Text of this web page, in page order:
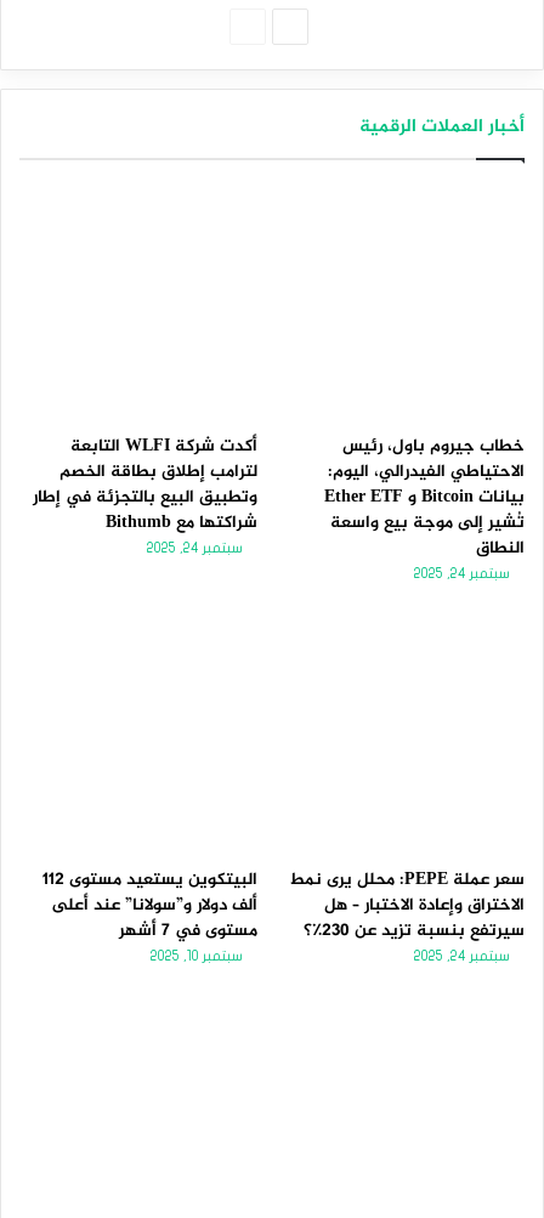
أخبار العملات الرقمية
خطاب جيروم باول، رئيس
الاحتياطي الفيدرالي، اليوم:
بيانات Bitcoin و Ether ETF
تُشير إلى موجة بيع واسعة
النطاق
سبتمبر 24, 2025
أكدت شركة WLFI التابعة
لترامب إطلاق بطاقة الخصم
وتطبيق البيع بالتجزئة في إطار
شراكتها مع Bithumb
سبتمبر 24, 2025
سعر عملة PEPE: محلل يرى نمط
الاختراق وإعادة الاختبار – هل
سيرتفع بنسبة تزيد عن 230٪؟
سبتمبر 24, 2025
البيتكوين يستعيد مستوى 112
ألف دولار و”سولانا” عند أعلى
مستوى في 7 أشهر
سبتمبر 10, 2025